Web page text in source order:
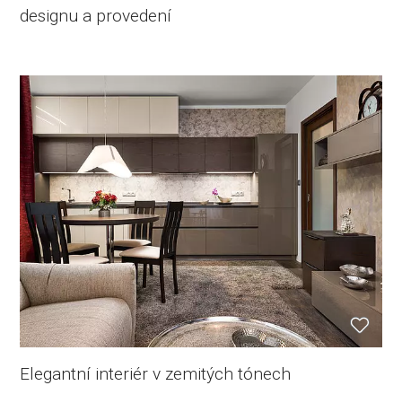
designu a provedení
Elegantní interiér v zemitých tónech